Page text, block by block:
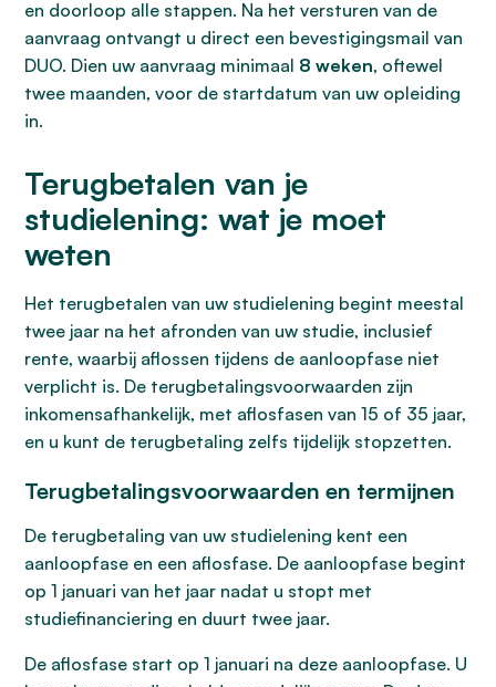
en doorloop alle stappen. Na het versturen van de
aanvraag ontvangt u direct een bevestigingsmail van
DUO. Dien uw aanvraag minimaal 8 weken, oftewel
twee maanden, voor de startdatum van uw opleiding
in.
Terugbetalen van je
studielening: wat je moet
weten
Het terugbetalen van uw studielening begint meestal
twee jaar na het afronden van uw studie, inclusief
rente, waarbij aflossen tijdens de aanloopfase niet
verplicht is. De terugbetalingsvoorwaarden zijn
inkomensafhankelijk, met aflosfasen van 15 of 35 jaar,
en u kunt de terugbetaling zelfs tijdelijk stopzetten.
Terugbetalingsvoorwaarden en termijnen
De terugbetaling van uw studielening kent een
aanloopfase en een aflosfase. De aanloopfase begint
op 1 januari van het jaar nadat u stopt met
studiefinanciering en duurt twee jaar.
De aflosfase start op 1 januari na deze aanloopfase. U